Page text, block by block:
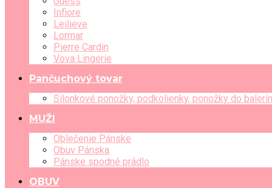
Infiore
Leilieve
Lormar
Pierre Cardin
Vova Lingerie
Pančuchový tovar
Silonkové ponožky, podkolienky, ponožky do
MUŽI
Oblečenie Pánske
Obuv Pánska
Pánske spodné prádlo
OBUV